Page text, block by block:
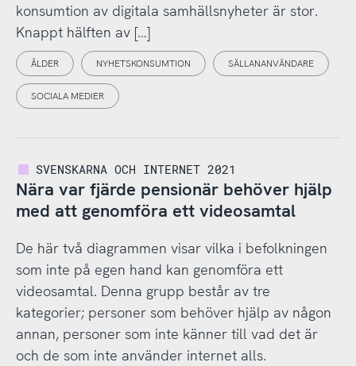
konsumtion av digitala samhällsnyheter är stor.
Knappt hälften av […]
ÅLDER NYHETSKONSUMTION SÄLLANANVÄNDARE
SOCIALA MEDIER
SVENSKARNA OCH INTERNET 2021
Nära var fjärde pensionär behöver hjälp
med att genomföra ett videosamtal
De här två diagrammen visar vilka i befolkningen
som inte på egen hand kan genomföra ett
videosamtal. Denna grupp består av tre
kategorier; personer som behöver hjälp av någon
annan, personer som inte känner till vad det är
och de som inte använder internet alls.